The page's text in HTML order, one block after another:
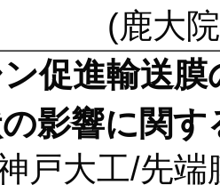
(鹿大
促進輸送膜
影響に関す
戸大工/先